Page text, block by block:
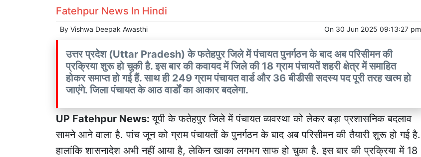
Fatehpur News In Hindi
By Vishwa Deepak Awasthi On 30 Jun 2025 09:13:27 pm
उत्तर प्रदेश (Uttar Pradesh) के फतेहपुर जिले में पंचायत पुनर्गठन के बाद अब परिसीमन की
प्रक्रिया शुरू हो चुकी है. इस बार की कवायद में जिले की 18 ग्राम पंचायतें शहरी क्षेत्र में समाहित
होकर समाप्त हो गई हैं. साथ ही 249 ग्राम पंचायत वार्ड और 36 बीडीसी सदस्य पद पूरी तरह खत्म हो
जाएंगे. जिला पंचायत के आठ वार्डों का आकार बदलेगा.
UP Fatehpur News:यूपी के फतेहपुर जिले में पंचायत व्यवस्था को लेकर बड़ा प्रशासनिक बदलाव
सामने आने वाला है. पांच जून को ग्राम पंचायतों के पुनर्गठन के बाद अब परिसीमन की तैयारी शुरू हो गई है.
हालांकि शासनादेश अभी नहीं आया है, लेकिन खाका लगभग साफ हो चुका है. इस बार की प्रक्रिया में 18